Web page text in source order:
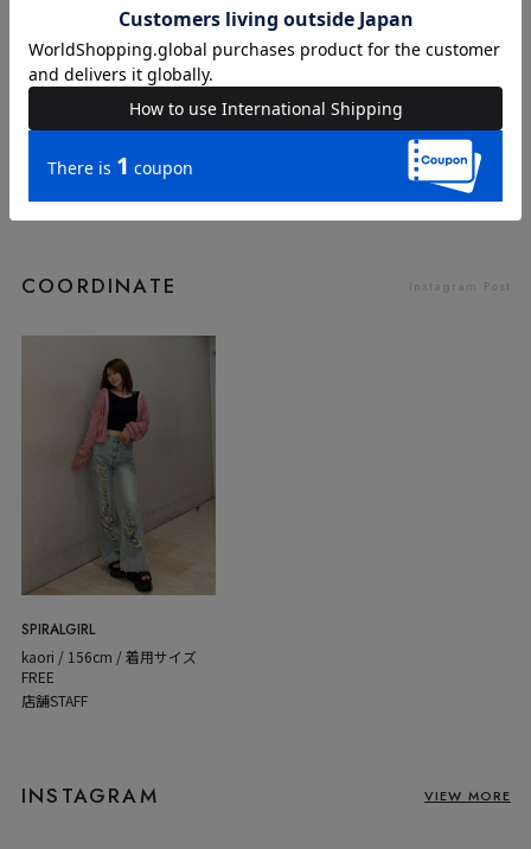
品名
パット付きバックオープンリブトップス
品番
62400324
COORDINATE Instagram Post
SPIRALGIRL
kaori / 156cm / 着用サイズ
FREE
店舗STAFF
INSTAGRAM VIEW MORE